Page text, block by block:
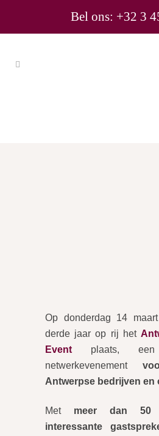
Bel ons: +32 3
Op donderdag 14
derde jaar op rij het
Event plaats,
netwerkevenement
Antwerpse bedrijven en
Met meer dan 50
interessante